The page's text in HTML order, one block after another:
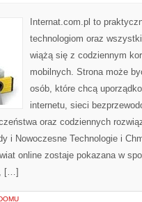
Internat.com.pl to
technologiom oraz
wiążą się z codziennym
mobilnych. Strona może
osób, które chcą
internetu, sieci
oraz codziennych
i Nowoczesne Technologie i
online zostaje pokazana w
[…]